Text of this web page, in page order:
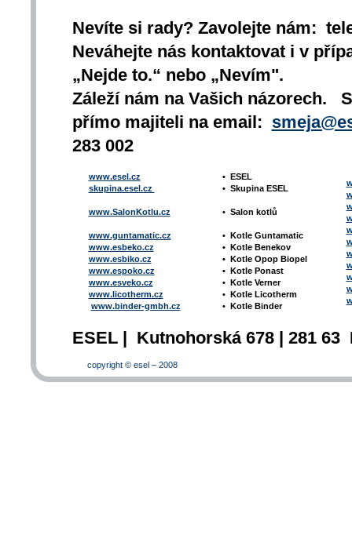
Nevíte si rady? Zavolejte nám:
Neváhejte nás kontaktovat i v
„Nejde to.“ nebo „Nevím".
Záleží nám na Vašich názorech.
přímo majiteli na email:
283 002
www.esel.cz
skupina.esel.cz
www.SalonKotlu.cz
www.guntamatic.cz
www.esbeko.cz
www.esbiko.cz
www.espoko.cz
www.esveko.cz
www.licotherm.cz
www.binder-gmbh.cz
• ESEL
• Skupina ESEL
• Salon kotlů
• Kotle Guntamatic
• Kotle Benekov
• Kotle Opop Biopel
• Kotle Ponast
• Kotle Verner
• Kotle Licotherm
• Kotle Binder
ESEL | Kutnohorská 678 | 281
copyright © esel – 2008